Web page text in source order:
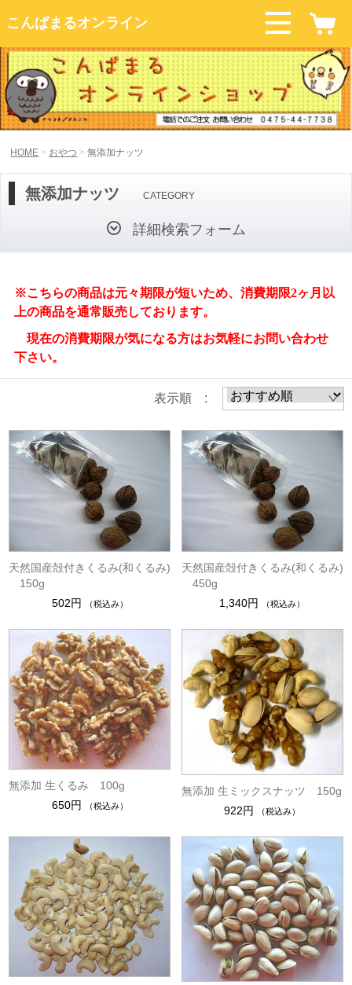
こんぱまるオンライン
HOME おやつ 無添加ナッツ
無添加ナッツ CATEGORY
詳細検索フォーム
※こちらの商品は元々期限が短いため、消費期限2ヶ月以
上の商品を通常販売しております。
現在の消費期限が気になる方はお気軽にお問い合わせ
下さい。
表示順 :
天然国産殻付きくるみ(和くるみ)
150g
502円
（税込み）
天然国産殻付きくるみ(和くるみ)
450g
1,340円
（税込み）
無添加 生くるみ 100g
650円
（税込み）
無添加 生ミックスナッツ 150g
922円
（税込み）